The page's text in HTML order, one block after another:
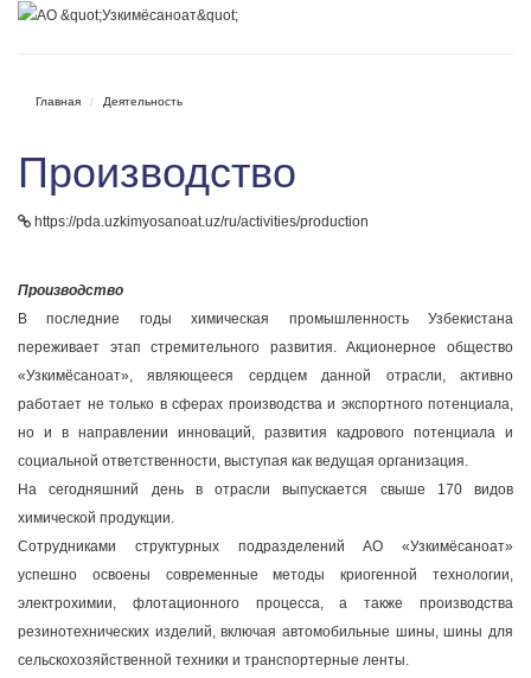
Главная Деятельность
Производство
https://pda.uzkimyosanoat.uz/ru/activities/production
Производство
В последние годы химическая промышленность Узбекистана
переживает этап стремительного развития. Акционерное общество
«Узкимёсаноат», являющееся сердцем данной отрасли, активно
работает не только в сферах производства и экспортного потенциала,
но и в направлении инноваций, развития кадрового потенциала и
социальной ответственности, выступая как ведущая организация.
На сегодняшний день в отрасли выпускается свыше 170 видов
химической продукции.
Сотрудниками структурных подразделений АО «Узкимёсаноат»
успешно освоены современные методы криогенной технологии,
электрохимии, флотационного процесса, а также производства
резинотехнических изделий, включая автомобильные шины, шины для
сельскохозяйственной техники и транспортерные ленты.